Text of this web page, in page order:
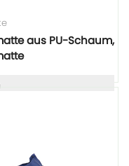
aus PU-Schaum,